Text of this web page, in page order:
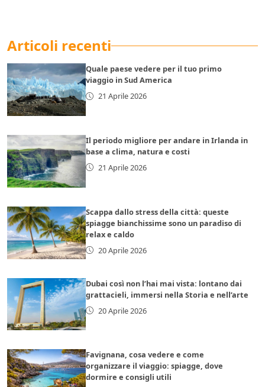
Articoli recenti
Quale paese vedere per il tuo primo
viaggio in Sud America
21 Aprile 2026
Il periodo migliore per andare in Irlanda in
base a clima, natura e costi
21 Aprile 2026
Scappa dallo stress della città: queste
spiagge bianchissime sono un paradiso di
relax e caldo
20 Aprile 2026
Dubai così non l’hai mai vista: lontano dai
grattacieli, immersi nella Storia e nell’arte
20 Aprile 2026
Favignana, cosa vedere e come
organizzare il viaggio: spiagge, dove
dormire e consigli utili